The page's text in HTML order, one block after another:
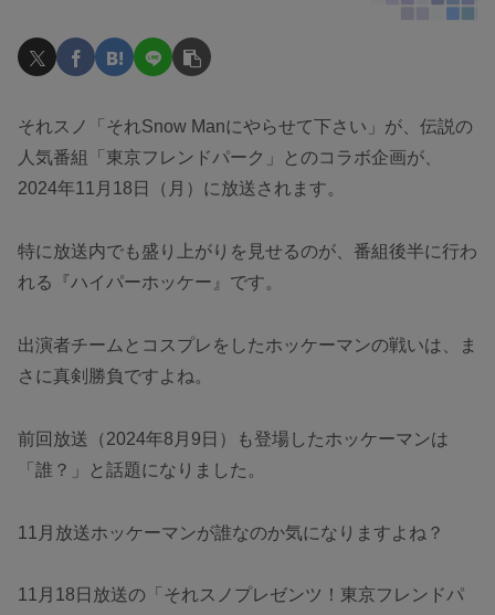
それスノ「それSnow Manにやらせて下さい」が、伝説の
人気番組「東京フレンドパーク」とのコラボ企画が、
2024年11月18日（月）に放送されます。
特に放送内でも盛り上がりを見せるのが、番組後半に行わ
れる『ハイパーホッケー』です。
出演者チームとコスプレをしたホッケーマンの戦いは、ま
さに真剣勝負ですよね。
前回放送（2024年8月9日）も登場したホッケーマンは
「誰？」と話題になりました。
11月放送ホッケーマンが誰なのか気になりますよね？
11月18日放送の「それスノプレゼンツ！東京フレンドパ